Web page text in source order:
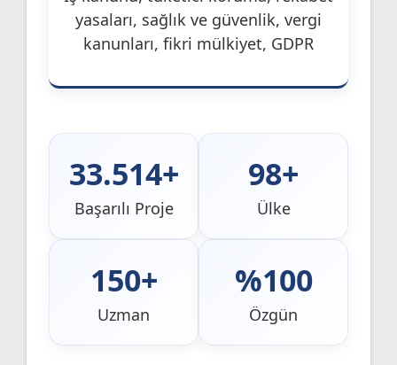
yasaları, sağlık ve güvenlik, vergi
kanunları, fikri mülkiyet, GDPR
33.514+
Başarılı Proje
98+
Ülke
150+
Uzman
%100
Özgün